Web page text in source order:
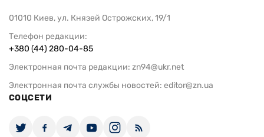
01010 Киев, ул. Князей Острожских, 19/1
Телефон редакции:
+380 (44) 280-04-85
Электронная почта редакции: zn94@ukr.net
Электронная почта службы новостей: editor@zn.ua
СОЦСЕТИ